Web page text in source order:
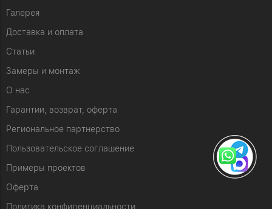
Галерея
Доставка и оплата
Статьи
Замеры и монтаж
О нас
Гарантии, возврат, оферта
Региональное партнерство
Пользовательское соглашение
Примеры проектов
Оферта
Политика конфиденциальности